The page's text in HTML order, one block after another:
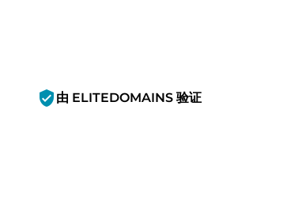
verified_user 由 ELITEDOMAINS 验证